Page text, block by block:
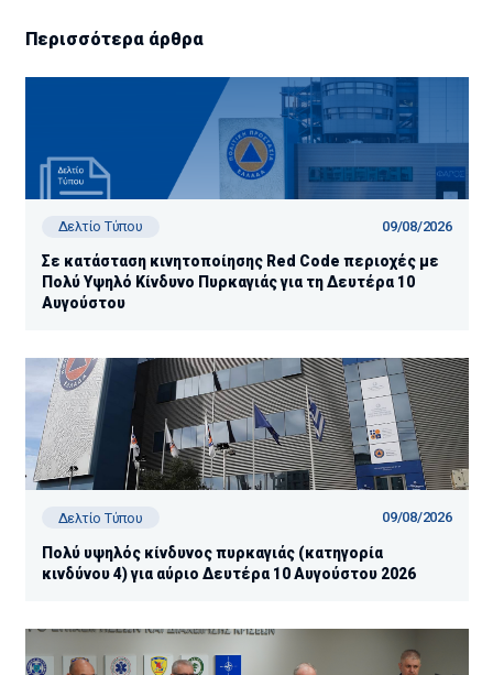
Περισσότερα άρθρα
Δελτίο Τύπου 09/08/2026
Σε κατάσταση κινητοποίησης Red Code περιοχές με
Πολύ Υψηλό Κίνδυνο Πυρκαγιάς για τη Δευτέρα 10
Αυγούστου
Δελτίο Τύπου 09/08/2026
Πολύ υψηλός κίνδυνος πυρκαγιάς (κατηγορία
κινδύνου 4) για αύριο Δευτέρα 10 Αυγούστου 2026